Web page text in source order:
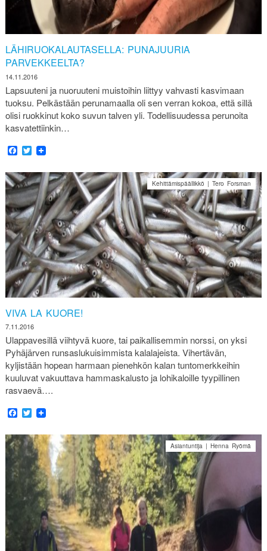
LÄHIRUOKALAUTASELLA: PUNAJUURIA
PARVEKKEELTA?
14.11.2016
Lapsuuteni ja nuoruuteni muistoihin liittyy vahvasti kasvimaan
tuoksu. Pelkästään perunamaalla oli sen verran kokoa, että sillä
olisi ruokkinut koko suvun talven yli. Todellisuudessa perunoita
kasvatettiinkin…
Facebook
Twitter
VIVA LA KUORE!
7.11.2016
Kehittämispäällikkö | Tero Forsman
Ulappavesillä viihtyvä kuore, tai paikallisemmin norssi, on yksi
Pyhäjärven runsaslukuisimmista kalalajeista. Vihertävän,
kyljistään hopean harmaan pienehkön kalan tuntomerkkeihin
kuuluvat vakuuttava hammaskalusto ja lohikaloille tyypillinen
rasvaevä….
Facebook
Twitter
Asiantuntija | Henna Ryömä